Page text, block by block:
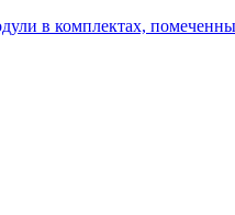
в комплектах,